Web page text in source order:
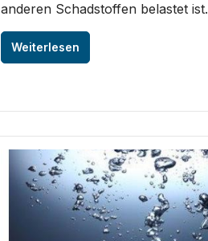
anderen Schadstoffen belastet ist.
Weiterlesen